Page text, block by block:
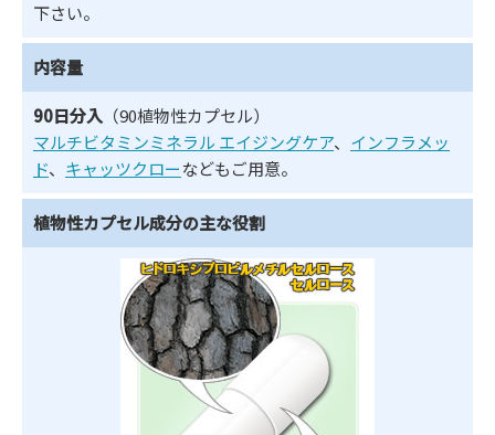
下さい。
内容量
90日分入（90植物性カプセル）
マルチビタミンミネラル エイジングケア、 インフラメッ
ド、 キャッツクローなどもご用意。
植物性カプセル成分の主な役割